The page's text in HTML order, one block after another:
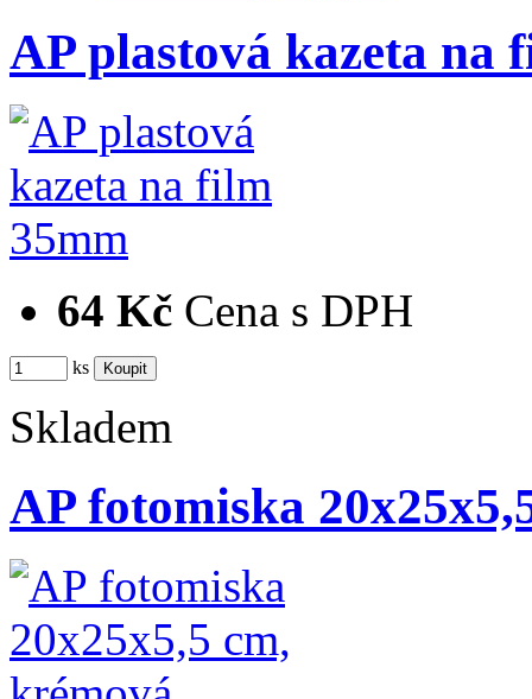
AP plastová kazeta na
64 Kč Cena s DPH
ks
Skladem
AP fotomiska